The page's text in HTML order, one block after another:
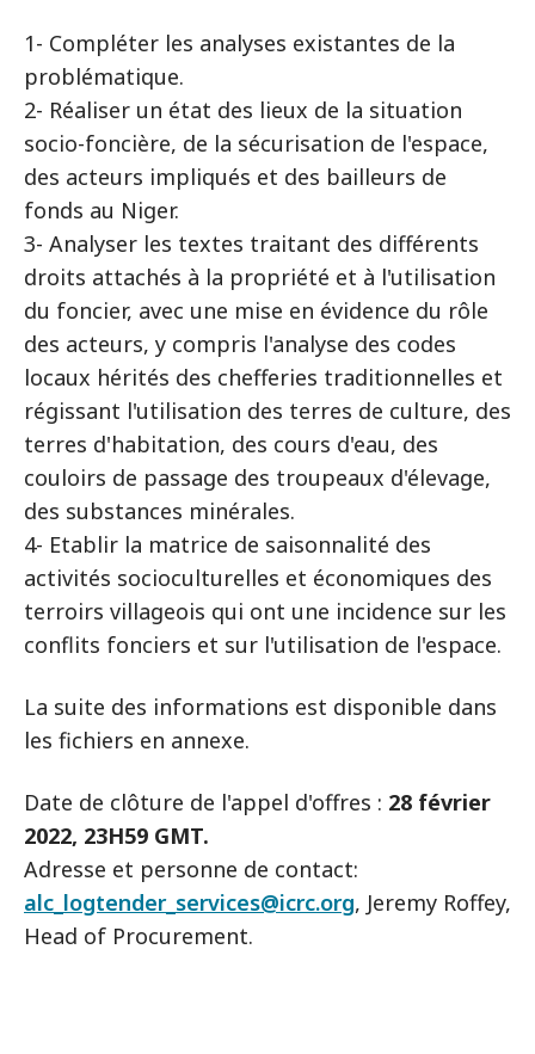
1- Compléter les analyses existantes de la
problématique.
2- Réaliser un état des lieux de la situation
socio-foncière, de la sécurisation de l'espace,
des acteurs impliqués et des bailleurs de
fonds au Niger.
3- Analyser les textes traitant des différents
droits attachés à la propriété et à l'utilisation
du foncier, avec une mise en évidence du rôle
des acteurs, y compris l'analyse des codes
locaux hérités des chefferies traditionnelles et
régissant l'utilisation des terres de culture, des
terres d'habitation, des cours d'eau, des
couloirs de passage des troupeaux d'élevage,
des substances minérales.
4- Etablir la matrice de saisonnalité des
activités socioculturelles et économiques des
terroirs villageois qui ont une incidence sur les
conflits fonciers et sur l'utilisation de l'espace.
La suite des informations est disponible dans
les fichiers en annexe.
Date de clôture de l'appel d'offres : 28 février
2022, 23H59 GMT.
Adresse et personne de contact:
alc_logtender_services@icrc.org, Jeremy Roffey,
Head of Procurement.